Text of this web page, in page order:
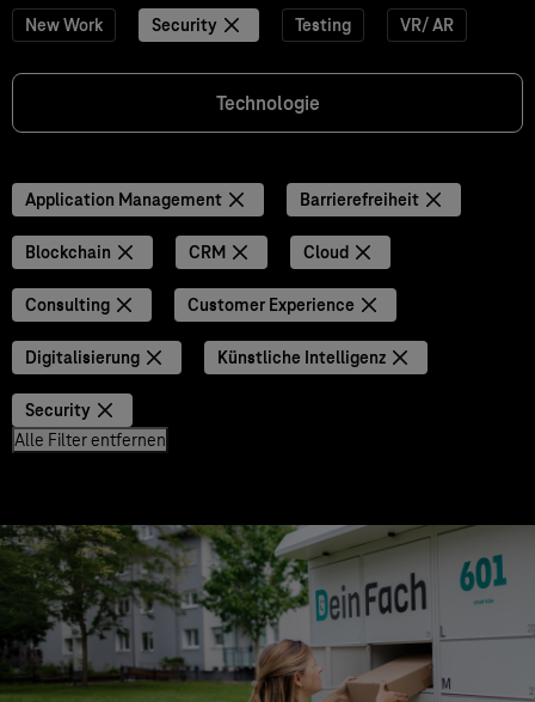
New Work Security Testing VR/ AR
Technologie
Application Management Barrierefreiheit
Blockchain CRM Cloud
Consulting Customer Experience
Digitalisierung Künstliche Intelligenz
Security
Alle Filter entfernen